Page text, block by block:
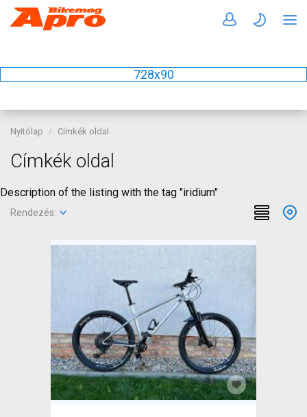
728x90
Nyitólap Címkék oldal
Címkék oldal
Description of the listing with the tag "iridium"
Rendezés: